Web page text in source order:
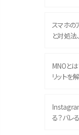
スマホの
と対処
MNOとは
リットを
る？バレ